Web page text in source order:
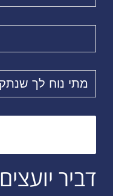
דביר יועצים